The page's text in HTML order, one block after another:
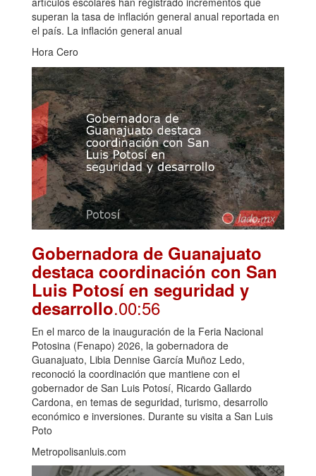
superan la tasa de inflación general anual reportada en
el país. La inflación general anual
Hora Cero
Gobernadora de Guanajuato
destaca coordinación con San
Luis Potosí en seguridad y
desarrollo.00:56
En el marco de la inauguración de la Feria Nacional
Potosina (Fenapo) 2026, la gobernadora de
Guanajuato, Libia Dennise García Muñoz Ledo,
reconoció la coordinación que mantiene con el
gobernador de San Luis Potosí, Ricardo Gallardo
Cardona, en temas de seguridad, turismo, desarrollo
económico e inversiones. Durante su visita a San Luis
Poto
Metropolisanluis.com